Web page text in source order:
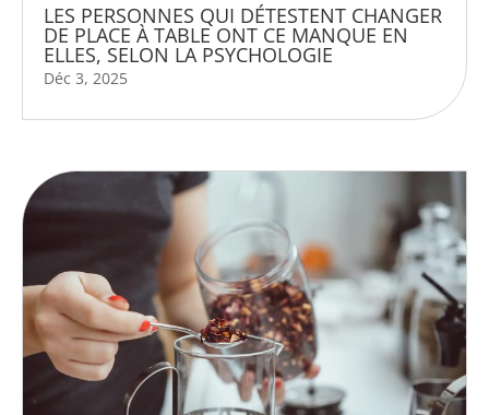
LES PERSONNES QUI DÉTESTENT CHANGER
DE PLACE À TABLE ONT CE MANQUE EN
ELLES, SELON LA PSYCHOLOGIE
Déc 3, 2025